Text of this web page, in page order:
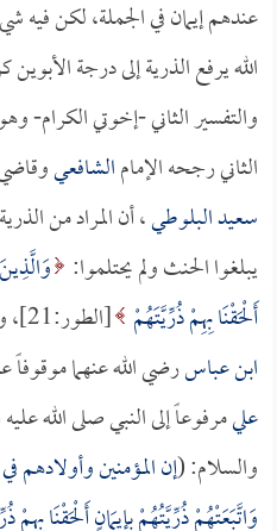
عندهم إيمان في الجملة، لكن فيه
الله يرفع الذرية إلى درجة
والتفسير الثاني -إخوتي الكرام-
الثاني رجحه الإمامالشافعي
سعيد البلوطي، أن المراد من
يبلغوا الحنث ولم يحتلموا:
أَلْحَقْنَا بِهِمْ ذُرِّيَّتَهُمْ [الطور:21]، وهذا التفسير منقول أيضاً عن
ابن عباسرضي الله عنهما
عليمرفوعاً إلى النبي صلى الله
والسلام: (إن المؤمنين وأولادهم
وَاتَّبَعَتْهُمْ ذُرِّيَّتُهُمْ بِإِيمَانٍ أَلْحَقْنَا